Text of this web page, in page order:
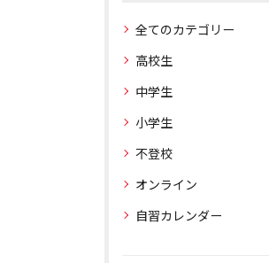
全てのカテゴリー
高校生
中学生
小学生
不登校
オンライン
自習カレンダー